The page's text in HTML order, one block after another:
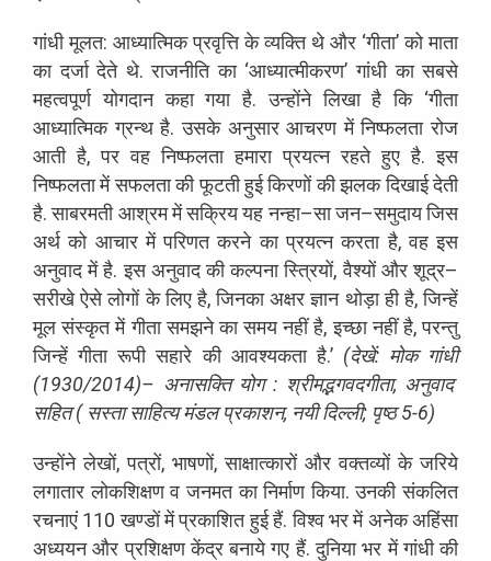
गांधी मूलत: आध्यात्मिक प्रवृत्ति के व्यक्ति थे और ‘गीता’ को माता
का दर्जा देते थे.राजनीति का ‘आध्यात्मीकरण’ गांधी का सबसे
महत्वपूर्ण योगदान कहा गया है.उन्होंने लिखा है कि ‘गीता
आध्यात्मिक ग्रन्थ है.उसके अनुसार आचरण में निष्फलता रोज
आती है,पर वह निष्फलता हमारा प्रयत्न रहते हुए है.इस
निष्फलता में सफलता की फूटती हुई किरणों की झलक दिखाई देती
है.साबरमती आश्रम में सक्रिय यह नन्हा–सा जन–समुदाय जिस
अर्थ को आचार में परिणत करने का प्रयत्न करता है,वह इस
अनुवाद में है.इस अनुवाद की कल्पना स्त्रियों,वैश्यों और शूद्र–
सरीखे ऐसे लोगों के लिए है,जिनका अक्षर ज्ञान थोड़ा ही है,जिन्हें
मूल संस्कृत में गीता समझने का समय नहीं है,इच्छा नहीं है,परन्तु
जिन्हें गीता रूपी सहारे की आवश्यकता है.’(देखें: मोक गांधी
(1930/2014)– अनासक्ति योग: श्रीमद्भगवदगीता, अनुवाद
सहित( सस्ता साहित्य मंडल प्रकाशन, नयी दिल्ली; पृष्ठ5-6)
उन्होंने लेखों,पत्रों, भाषणों,साक्षात्कारों और वक्तव्यों के जरिये
लगातार लोकशिक्षण व जनमत का निर्माण किया.उनकी संकलित
रचनाएं110खण्डों में प्रकाशित हुई हैं.विश्व भर में अनेक अहिंसा
अध्ययन और प्रशिक्षण केंद्र बनाये गए हैं.दुनिया भर में गांधी की